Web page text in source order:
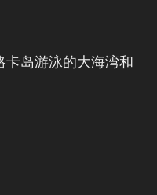
卡岛游泳的大海湾和